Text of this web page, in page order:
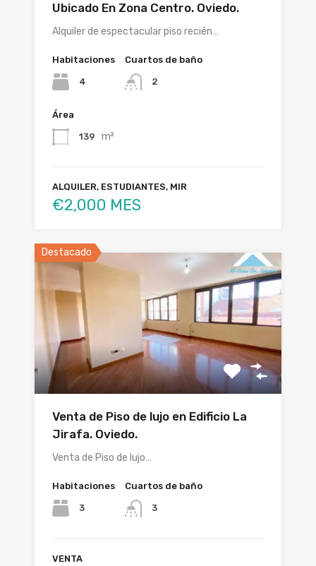
Ubicado En Zona Centro. Oviedo.
Alquiler de espectacular piso recién…
Habitaciones
4
Cuartos de baño
2
Área
139 m²
ALQUILER, ESTUDIANTES, MIR
€2,000 MES
Destacado
Venta de Piso de lujo en Edificio La
Jirafa. Oviedo.
Venta de Piso de lujo…
Habitaciones
3
Cuartos de baño
3
VENTA